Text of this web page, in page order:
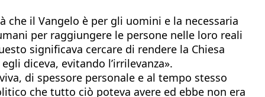
che il Vangelo è per gli uomini e la necessaria
per raggiungere le persone nelle loro reali
significava cercare di rendere la Chiesa
diceva, evitando l’irrilevanza».
di spessore personale e al tempo stesso
che tutto ciò poteva avere ed ebbe non era